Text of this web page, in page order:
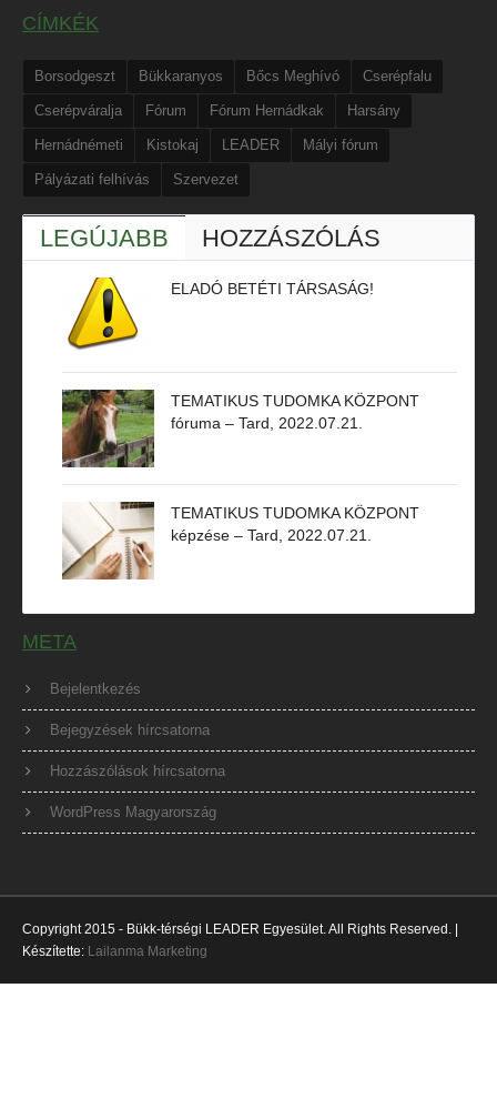
CÍMKÉK
Borsodgeszt Bükkaranyos Bőcs Meghívó Cserépfalu
Cserépváralja Fórum Fórum Hernádkak Harsány
Hernádnémeti Kistokaj LEADER Mályi fórum
Pályázati felhívás Szervezet
LEGÚJABB HOZZÁSZÓLÁS
ELADÓ BETÉTI TÁRSASÁG!
TEMATIKUS TUDOMKA KÖZPONT
fóruma – Tard, 2022.07.21.
TEMATIKUS TUDOMKA KÖZPONT
képzése – Tard, 2022.07.21.
META
Bejelentkezés
Bejegyzések hírcsatorna
Hozzászólások hírcsatorna
WordPress Magyarország
Copyright 2015 - Bükk-térségi LEADER Egyesület. All Rights Reserved. |
Készítette: Lailanma Marketing